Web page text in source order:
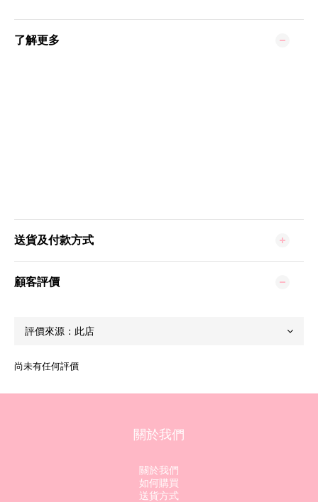
了解更多
送貨及付款方式
顧客評價
尚未有任何評價
關於我們
關於我們
如何購買
送貨方式